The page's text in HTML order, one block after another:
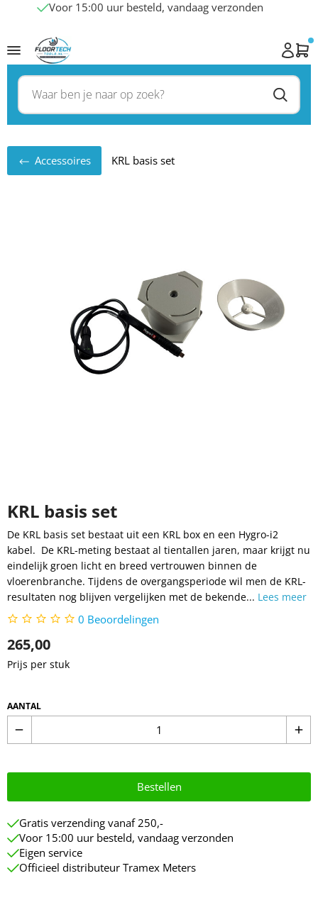
Voor 15:00 uur besteld, vandaag verzonden
Accessoires KRL basis set
KRL basis set
De KRL basis set bestaat uit een KRL box en een Hygro-i2
kabel. De KRL-meting bestaat al tientallen jaren, maar krijgt nu
eindelijk groen licht en breed vertrouwen binnen de
vloerenbranche. Tijdens de overgangsperiode wil men de KRL-
resultaten nog blijven vergelijken met de bekende... Lees meer
0 Beoordelingen
265,00
Prijs per stuk
AANTAL
remove add
Bestellen
Gratis verzending vanaf 250,-
Voor 15:00 uur besteld, vandaag verzonden
Eigen service
Officieel distributeur Tramex Meters